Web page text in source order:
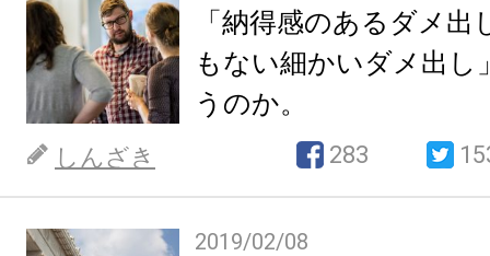
「納得感のあるダメ
もない細かいダメ出し
うのか。
しんざき 283
2019/02/08